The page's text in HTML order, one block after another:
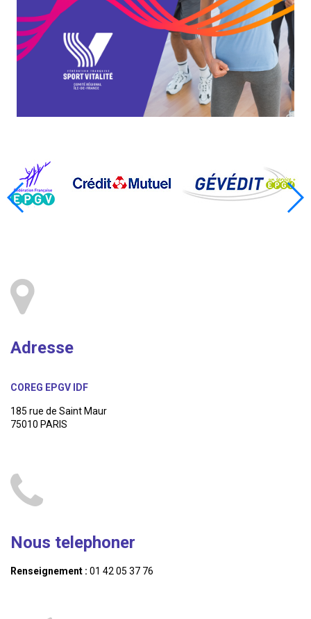
Adresse
COREG EPGV IDF
185 rue de Saint Maur
75010 PARIS
Nous telephoner
Renseignement : 01 42 05 37 76